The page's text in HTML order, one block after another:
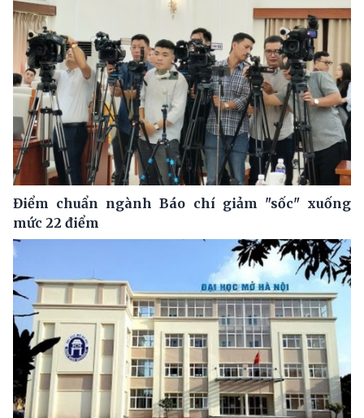
Điểm chuẩn ngành Báo chí giảm "sốc" xuống
mức 22 điểm